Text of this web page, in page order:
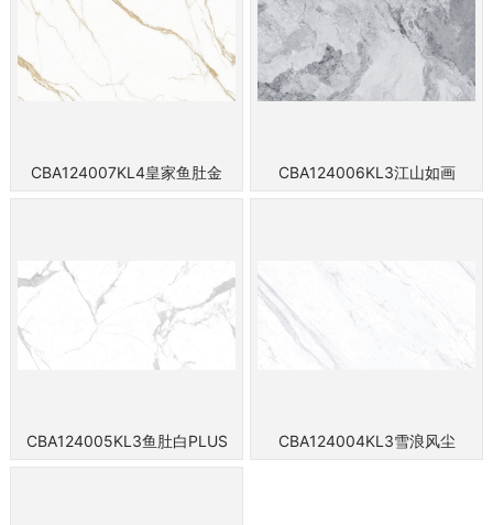
CBA124007KL4皇家鱼肚金 CBA124006KL3江山如画
CBA124005KL3鱼肚白PLUS CBA124004KL3雪浪风尘